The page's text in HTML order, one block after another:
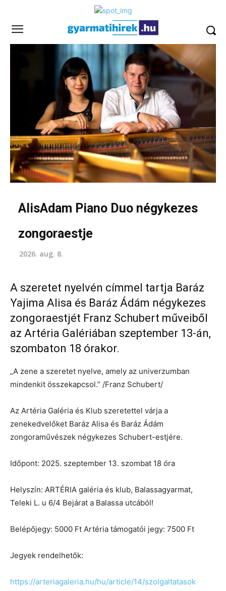
AlisAdam Piano Duo négykezes
zongoraestje
2026. aug. 8.
A szeretet nyelvén címmel tartja Baráz
Yajima Alisa és Baráz Ádám négykezes
zongoraestjét Franz Schubert műveiből
az Artéria Galériában szeptember 13-án,
szombaton 18 órakor.
„A zene a szeretet nyelve, amely az univerzumban
mindenkit összekapcsol.” /Franz Schubert/
Az Artéria Galéria és Klub szeretettel várja a
zenekedvelőket Baráz Alisa és Baráz Ádám
zongoraművészek négykezes Schubert-estjére.
Időpont: 2025. szeptember 13. szombat 18 óra
Helyszín: ARTÉRIA galéria és klub, Balassagyarmat,
Teleki L. u 6/4 Bejárat a Balassa utcából!
Belépőjegy: 5000 Ft Artéria támogatói jegy: 7500 Ft
Jegyek rendelhetők:
https://arteriagaleria.hu/hu/article/14/szolgaltatasok